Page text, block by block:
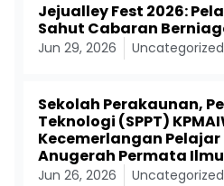
Jejualley Fest 2026:
Sahut Cabaran
Jun 29, 2026 Uncategorized
Sekolah Perakaunan,
Teknologi (SPPT)
Kecemerlangan
Anugerah Permata Ilmu
Jun 26, 2026 Uncategorized